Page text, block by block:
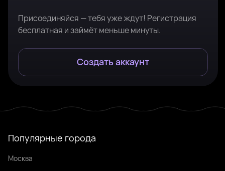
Присоединяйся — тебя уже ждут! Регистрация
бесплатная и займёт меньше минуты.
Создать аккаунт
Популярные города
Москва